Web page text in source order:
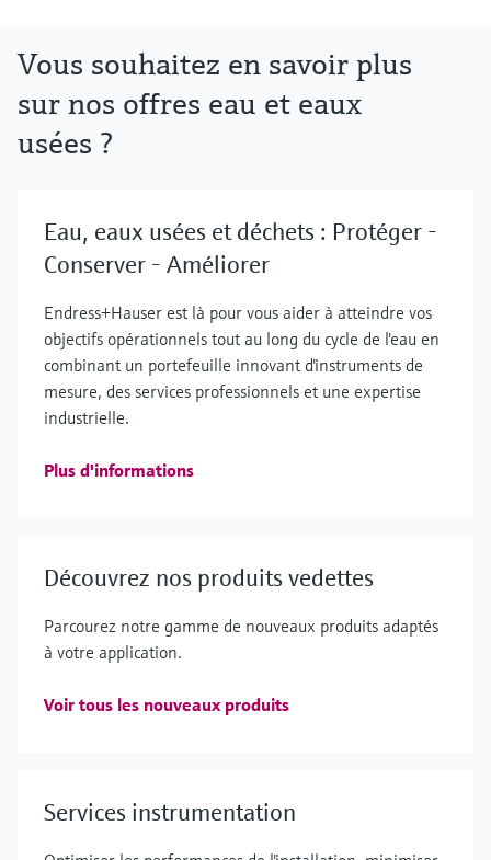
Vous souhaitez en savoir plus
sur nos offres eau et eaux
usées ?
Eau, eaux usées et déchets : Protéger -
Conserver - Améliorer
Endress+Hauser est là pour vous aider à atteindre vos
objectifs opérationnels tout au long du cycle de l'eau en
combinant un portefeuille innovant d'instruments de
mesure, des services professionnels et une expertise
industrielle.
Plus d'informations
Découvrez nos produits vedettes
Parcourez notre gamme de nouveaux produits adaptés
à votre application.
Voir tous les nouveaux produits
Services instrumentation